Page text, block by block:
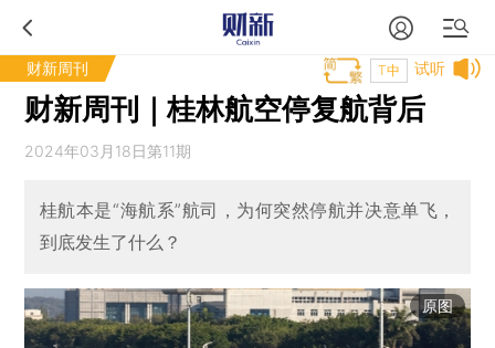
财新周刊 试听
T中
财新周刊｜桂林航空停复航背后
2024年03月18日第11期
桂航本是“海航系”航司，为何突然停航并决意单飞，
到底发生了什么？
原图